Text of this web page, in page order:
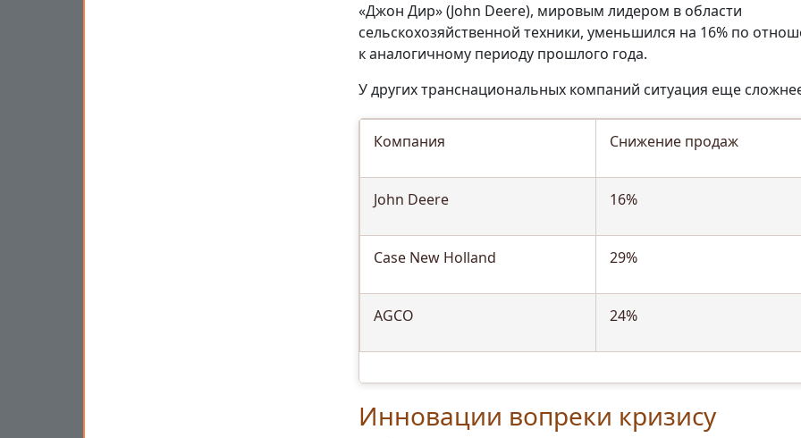
«Джон Дир» (John Deere), мировым лидером в области
сельскохозяйственной техники, уменьшился на 16% по
к аналогичному периоду прошлого года.
У других транснациональных компаний ситуация еще
Компания Снижение продаж
John Deere 16%
Case New Holland 29%
AGCO 24%
Инновации вопреки кризису